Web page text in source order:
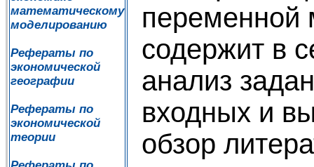
математическому
моделированию
Рефераты по
экономической
географии
Рефераты по
экономической
теории
переменной
содержит в
анализ
входных и
обзор